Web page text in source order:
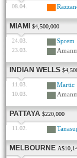
08.04.
MIAMI $4,500,000
24.03. Sprem
23.03.
INDIAN WELLS
11.03. Martic
10.03.
PATTAYA $220,000
11.02.
MELBOURNE